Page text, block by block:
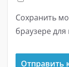
Сохранить
браузере